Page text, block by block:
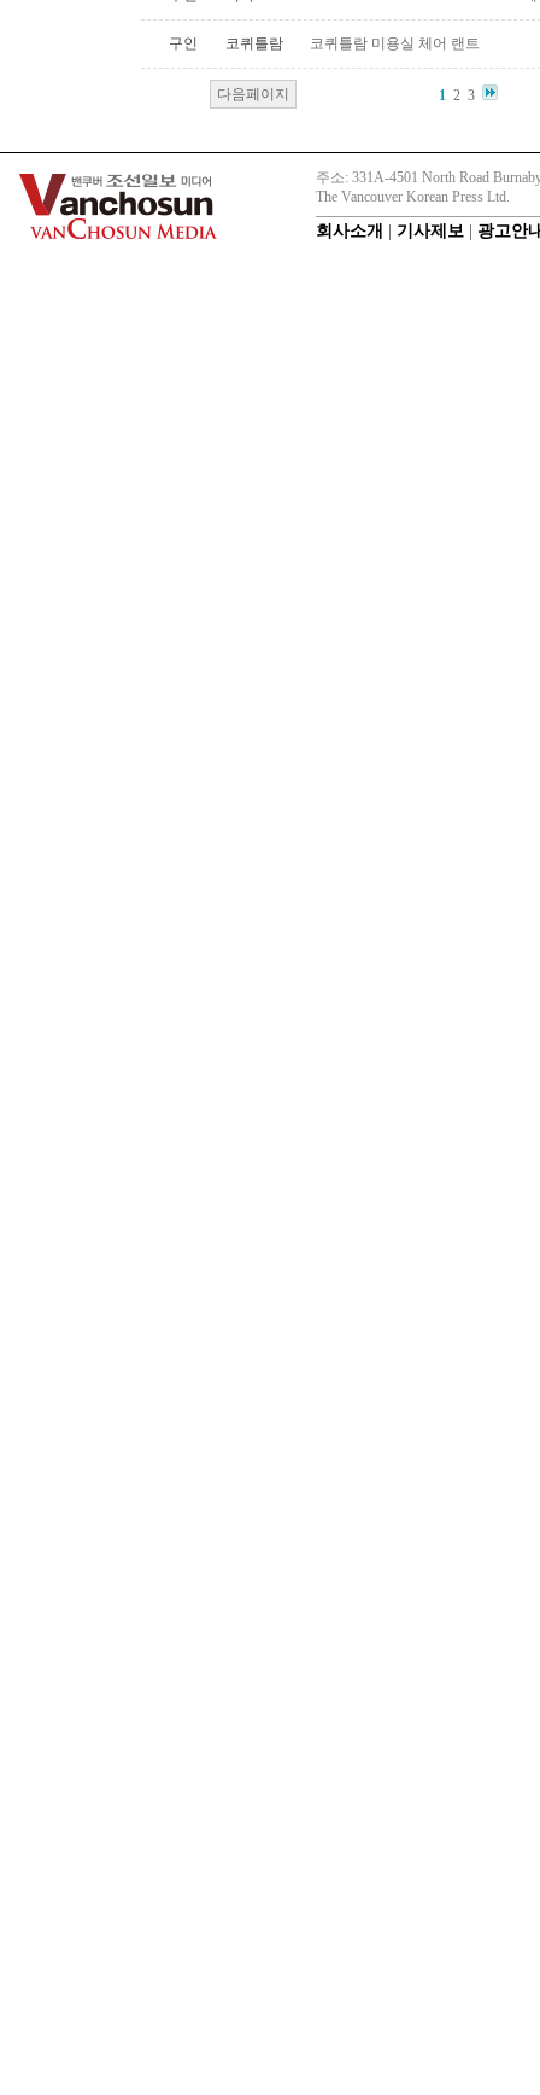
구인 코퀴틀람 코퀴틀람 미용실 체어 랜트
다음페이지 1 2 3
주소: 331A-4501 North Road
The Vancouver Korean Press Ltd.
회사소개 기사제보 광고안